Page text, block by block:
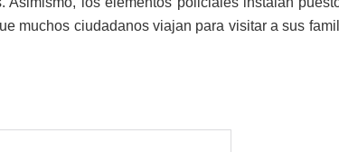
muchos ciudadanos viajan para visitar a sus